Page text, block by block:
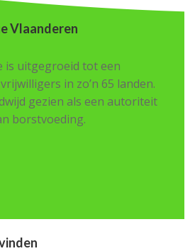
Vlaanderen
is uitgegroeid tot een
in zo’n 65 landen.
gezien als een autoriteit
borstvoeding.